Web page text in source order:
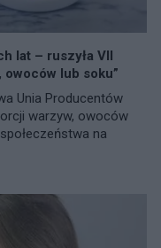
lat – ruszyła VII
lub soku”
Unia Producentów
warzyw, owoców
na